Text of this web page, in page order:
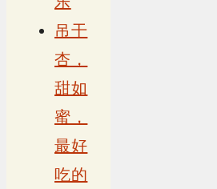
吊干
杏，
甜如
蜜，
最好
吃的